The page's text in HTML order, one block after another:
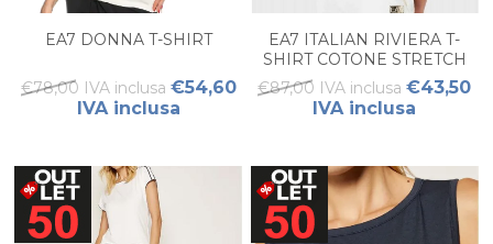
EA7 DONNA T-SHIRT
€78,00 IVA inclusa €54,60
IVA inclusa
EA7 ITALIAN RIVIERA T-
SHIRT COTONE STRETCH
DONNA
€87,00 IVA inclusa €43,50
IVA inclusa